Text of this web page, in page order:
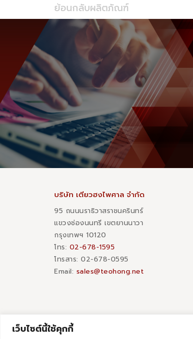
เว็บไซต์นี้ใช้คุกกี้
ย้อนกลับผลิตภัณฑ์
บริษัท เตียวฮงไพศาล จำกัด
95 ถนนนราธิวาสราชนครินทร์
แขวงช่องนนทรี เขตยานนาวา
กรุงเทพฯ 10120
โทร: 02-678-1595
โทรสาร:​ 02-678-0595
Email: sales@teohong.net